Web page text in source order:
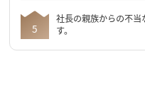
社長の親族からの不当
す。